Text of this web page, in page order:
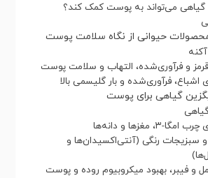
گیاهی می‌تواند به پوست کمک کند؟
حیوانی از نگاه سلامت پوست
گیاهی برای پوست
و سبزیجات رنگی (آنتی‌اکسیدان‌ها و